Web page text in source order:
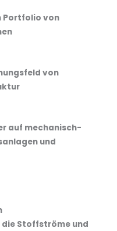
Portfolio von
von
auf mechanisch-
und
Stoffströme und